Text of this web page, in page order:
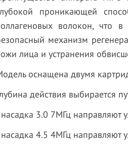
проникающей
волокон, что
механизм
лица и устранения
оснащена двумя
действия выбирается
3.0 7МГц направляют
4.5 4МГц направляют